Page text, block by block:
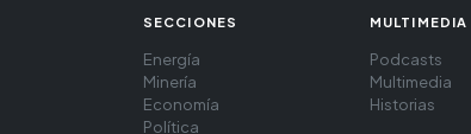
SECCIONES
Energía
Minería
Economía
Política
MULTIMEDIA
Podcasts
Multimedia
Historias